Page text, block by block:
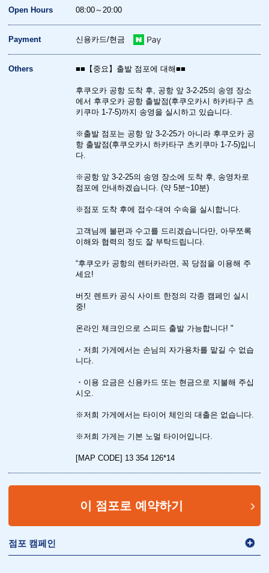
Open Hours 08:00～20:00
Payment 신용카드/현금
Others ■■【중요】출발 점포에 대해■■
후쿠오카 공항 도착 후, 공항 앞 3-2-25의 송영 장소
에서 후쿠오카 공항 출발점(후쿠오카시 하카타구 츠
키쿠마 1-7-5)까지 송영을 실시하고 있습니다.
※출발 점포는 공항 앞 3-2-25가 아니라 후쿠오카 공
항 출발점(후쿠오카시 하카타구 츠키쿠마 1-7-5)입니
다.
※공항 앞 3-2-25의 송영 장소에 도착 후, 송영차로
점포에 안내하겠습니다. (약 5분~10분)
※점포 도착 후에 접수·대여 수속을 실시합니다.
고객님께 불편과 수고를 드리겠습니다만, 아무쪼록
이해와 협력의 정도 잘 부탁드립니다.
“후쿠오카 공항의 렌터카라면, 꼭 당점을 이용해 주
세요!
버짓 렌트카 공식 사이트 한정의 각종 캠페인 실시
중!
온라인 체크인으로 스피드 출발 가능합니다! "
・저희 가게에서는 손님의 자가용차를 맡길 수 없습
니다.
・이용 요금은 신용카드 또는 현금으로 지불해 주십
시오.
※저희 가게에서는 타이어 체인의 대출은 없습니다.
※저희 가게는 기본 노멀 타이어입니다.
[MAP CODE] 13 354 126*14
이 점포로 예약하기
점포 캠페인